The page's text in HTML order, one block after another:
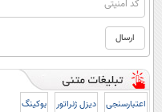
اعتبارسنجی دیزل ژنراتور بوکینگ